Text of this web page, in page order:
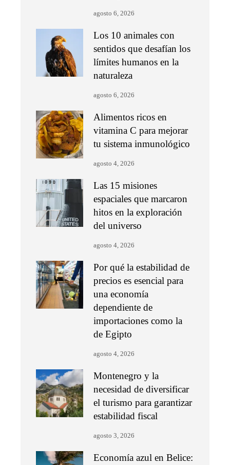
agosto 6, 2026
Los 10 animales con
sentidos que desafían los
límites humanos en la
naturaleza
agosto 6, 2026
Alimentos ricos en
vitamina C para mejorar
tu sistema inmunológico
agosto 4, 2026
Las 15 misiones
espaciales que marcaron
hitos en la exploración
del universo
agosto 4, 2026
Por qué la estabilidad de
precios es esencial para
una economía
dependiente de
importaciones como la
de Egipto
agosto 4, 2026
Montenegro y la
necesidad de diversificar
el turismo para garantizar
estabilidad fiscal
agosto 3, 2026
Economía azul en Belice: